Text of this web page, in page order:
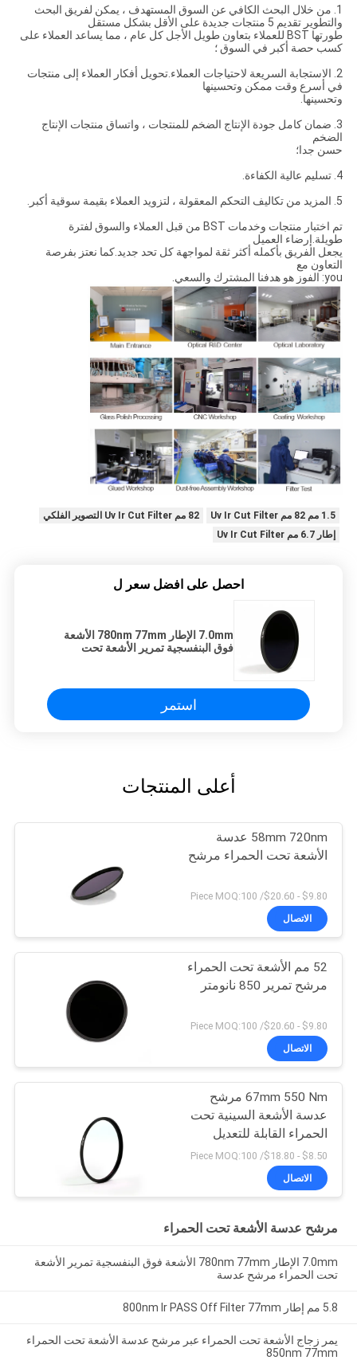
1. من خلال البحث الكافي عن السوق المستهدف ، يمكن لفريق البحث
والتطوير تقديم 5 منتجات جديدة على الأقل بشكل مستقل
طورتها BST للعملاء بتعاون طويل الأجل كل عام ، مما يساعد العملاء على
كسب حصة أكبر في السوق ؛
2. الاستجابة السريعة لاحتياجات العملاء.تحويل أفكار العملاء إلى منتجات
في أسرع وقت ممكن وتحسينها
وتحسينها.
3. ضمان كامل جودة الإنتاج الضخم للمنتجات ، واتساق منتجات الإنتاج
الضخم
حسن جدا؛
4. تسليم عالية الكفاءة.
5. المزيد من تكاليف التحكم المعقولة ، لتزويد العملاء بقيمة سوقية أكبر.
تم اختبار منتجات وخدمات BST من قبل العملاء والسوق لفترة
طويلة.إرضاء العميل
يجعل الفريق بأكمله أكثر ثقة لمواجهة كل تحد جديد.كما نعتز بفرصة
التعاون مع
you: الفوز هو هدفنا المشترك والسعي.
1.5 مم 82 مم Uv Ir Cut Filter
82 مم Uv Ir Cut Filter التصوير الفلكي
إطار 6.7 مم Uv Ir Cut Filter
احصل على افضل سعر ل
7.0mm الإطار 780nm 77mm الأشعة
فوق البنفسجية تمرير الأشعة تحت
استمر
أعلى المنتجات
58mm 720nm عدسة
الأشعة تحت الحمراء مرشح
$9.80 - $20.60/ Piece MOQ:100
الاتصال
52 مم الأشعة تحت الحمراء
مرشح تمرير 850 نانومتر
$9.80 - $20.60/ Piece MOQ:100
الاتصال
67mm 550 Nm مرشح
عدسة الأشعة السينية تحت
الحمراء القابلة للتعديل
$8.50 - $18.80/ Piece MOQ:100
الاتصال
مرشح عدسة الأشعة تحت الحمراء
7.0mm الإطار 780nm 77mm الأشعة فوق البنفسجية تمرير الأشعة
تحت الحمراء مرشح عدسة
5.8 مم إطار 800nm ​​Ir PASS Off Filter 77mm
يمر زجاج الأشعة تحت الحمراء عبر مرشح عدسة الأشعة تحت الحمراء
850nm 77mm